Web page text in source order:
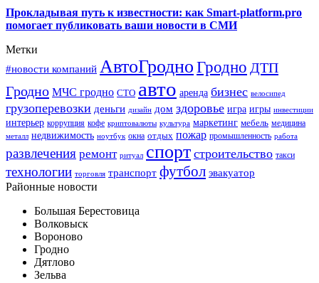
Прокладывая путь к известности: как Smart-platform.pro
помогает публиковать ваши новости в СМИ
Метки
#новости компаний АвтоГродноГродно ДТП
Гродно МЧС гродно СТО авто аренда бизнес велосипед
грузоперевозки деньги дизайн дом здоровье игра игры инвестиции
интерьер коррупция кофе криптовалюты культура маркетинг мебель медицина
металл недвижимость ноутбук окна отдых пожар промышленность работа
развлечения ремонт ритуал спорт строительство такси
технологии торговля транспорт футбол эвакуатор
Районные новости
Большая Берестовица
Волковыск
Вороново
Гродно
Дятлово
Зельва